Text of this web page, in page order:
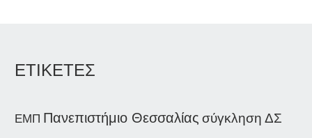
ΕΤΙΚΕΤΕΣ
ΕΜΠ Πανεπιστήμιο Θεσσαλίας σύγκληση ΔΣ